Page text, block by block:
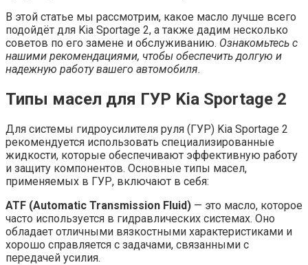
В этой статье мы рассмотрим, какое масло лучше всего
подойдёт для Kia Sportage 2, а также дадим несколько
советов по его замене и обслуживанию. Ознакомьтесь с
нашими рекомендациями, чтобы обеспечить долгую и
надежную работу вашего автомобиля.
Типы масел для ГУР Kia Sportage 2
Для системы гидроусилителя руля (ГУР) Kia Sportage 2
рекомендуется использовать специализированные
жидкости, которые обеспечивают эффективную работу
и защиту компонентов. Основные типы масел,
применяемых в ГУР, включают в себя:
ATF (Automatic Transmission Fluid) — это масло, которое
часто используется в гидравлических системах. Оно
обладает отличными вязкостными характеристиками и
хорошо справляется с задачами, связанными с
передачей усилия.